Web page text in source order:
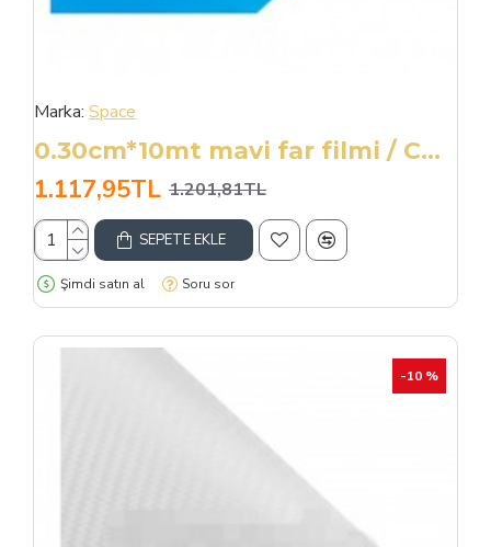
Marka: Space
0.30cm*10mt mavi far filmi / CAFI210-M
1.117,95TL 1.201,81TL
SEPETE EKLE
Şimdi satın al Soru sor
-10 %